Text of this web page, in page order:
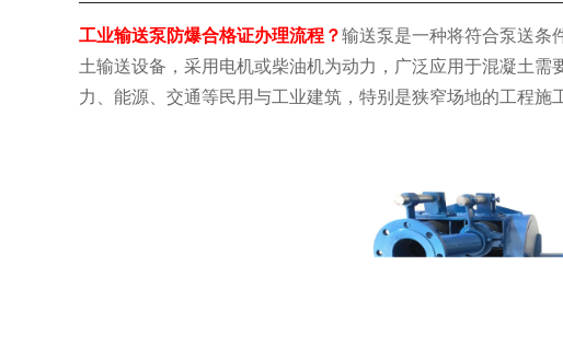
工业输送泵防爆合格证办理流程？输送泵是一种将符合泵送条
土输送设备，采用电机或柴油机为动力，广泛应用于混凝土
力、能源、交通等民用与工业建筑，特别是狭窄场地的工程施工